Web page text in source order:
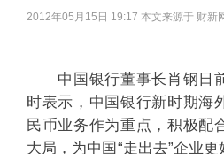
2012年05月15日 19:17 本文来源于 财新
中国银行董事长肖钢日
时表示，中国银行新时期海
民币业务作为重点，积极配
大局，为中国“走出去”企业